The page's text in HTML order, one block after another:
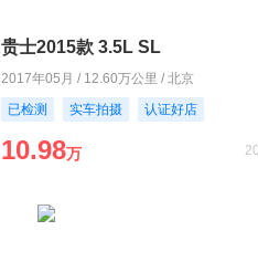
贵士2015款 3.5L SL
2017年05月 / 12.60万公里 / 北京
已检测
实车拍摄 认证好店
10.98万